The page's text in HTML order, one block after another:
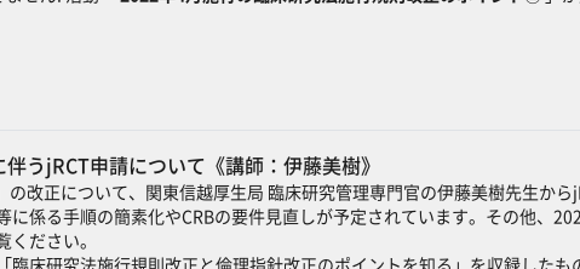
うjRCT申請について《講師：伊藤美樹》
改正について、関東信越厚生局 臨床研究管理専門官の伊藤美樹先生か
係る手順の簡素化やCRBの要件見直しが予定されています。その他、
ください。
床研究法施行規則改正と倫理指針改正のポイントを知る」を収録したも